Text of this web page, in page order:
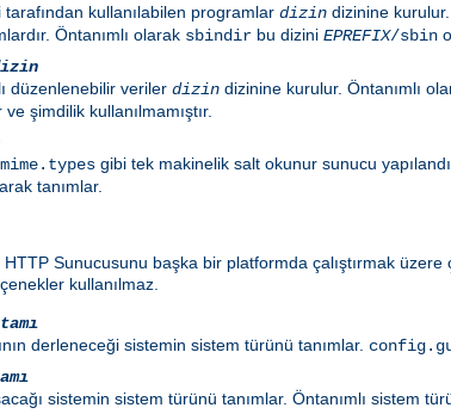
kullanılabilen programlar dizin dizinine
Öntanımlı olarak sbindir bu dizini EPREFIX/sbin
düzenlenebilir veriler dizin dizinine kurulur. Öntanımlı
şimdilik kullanılmamıştır.
mime.types gibi tek makinelik salt okunur sunucu
tanımlar.
Sunucusunu başka bir platformda çalıştırmak
kullanılmaz.
derleneceği sistemin sistem türünü tanımlar.
sistemin sistem türünü tanımlar. Öntanımlı sistem